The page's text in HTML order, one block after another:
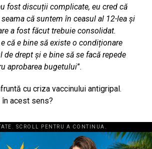
fost discuții complicate, eu cred că
că suntem în ceasul al 12-lea și
a fost făcut trebuie consolidat.
că e bine să existe o condiționare
de drept și e bine să se facă repede
aprobarea bugetului”.
cu criza vaccinului antigripal.
acest sens?
SCROLL PENTRU A CONTINUA.